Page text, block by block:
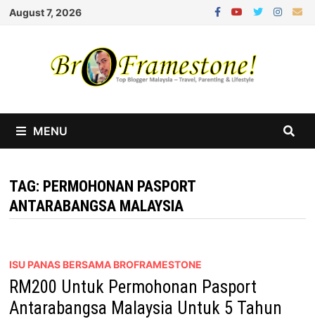
Skip
August 7, 2026
MENU
TAG: PERMOHONAN PASPORT
ANTARABANGSA MALAYSIA
ISU PANAS BERSAMA BROFRAMESTONE
RM200 Untuk Permohonan Pasport
Antarabangsa Malaysia Untuk 5 Tahun